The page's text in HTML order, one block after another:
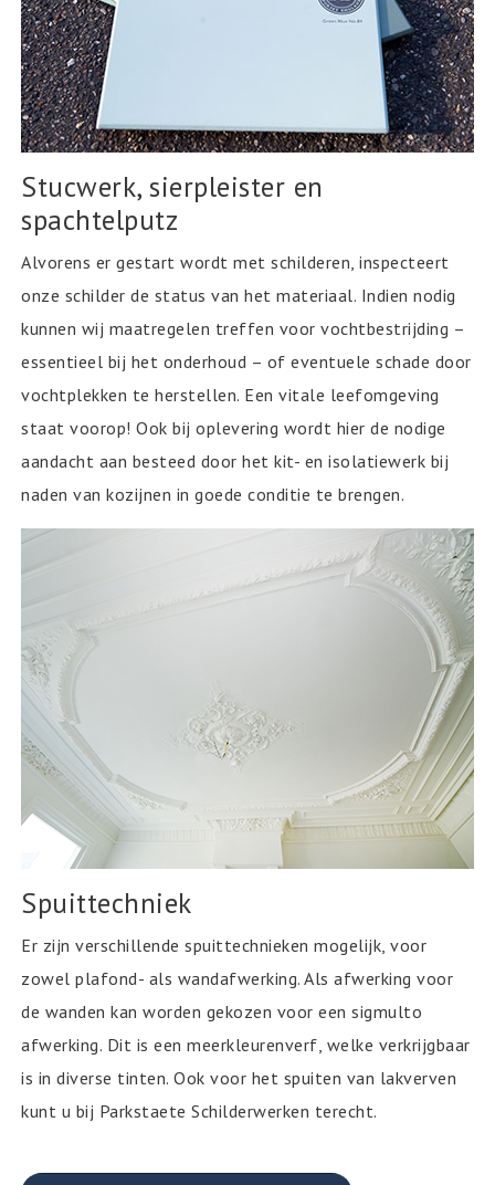
Stucwerk, sierpleister en
spachtelputz
Alvorens er gestart wordt met schilderen, inspecteert
onze schilder de status van het materiaal. Indien nodig
kunnen wij maatregelen treffen voor vochtbestrijding –
essentieel bij het onderhoud – of eventuele schade door
vochtplekken te herstellen. Een vitale leefomgeving
staat voorop! Ook bij oplevering wordt hier de nodige
aandacht aan besteed door het kit- en isolatiewerk bij
naden van kozijnen in goede conditie te brengen.
Spuittechniek
Er zijn verschillende spuittechnieken mogelijk, voor
zowel plafond- als wandafwerking. Als afwerking voor
de wanden kan worden gekozen voor een sigmulto
afwerking. Dit is een meerkleurenverf, welke verkrijgbaar
is in diverse tinten. Ook voor het spuiten van lakverven
kunt u bij Parkstaete Schilderwerken terecht.